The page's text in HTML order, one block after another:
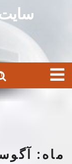
Open
Menu
ماه: آگوست